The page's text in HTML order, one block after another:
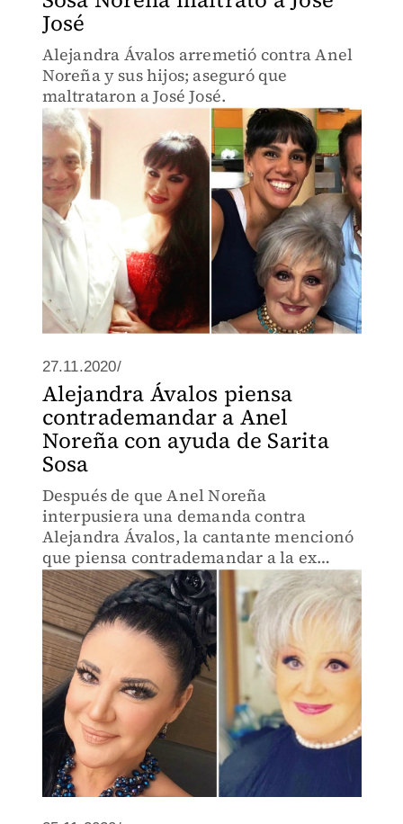
José
Alejandra Ávalos arremetió contra Anel
Noreña y sus hijos; aseguró que
maltrataron a José José.
27.11.2020/
Alejandra Ávalos piensa
contrademandar a Anel
Noreña con ayuda de Sarita
Sosa
Después de que Anel Noreña
interpusiera una demanda contra
Alejandra Ávalos, la cantante mencionó
que piensa contrademandar a la ex
esposa de José José.